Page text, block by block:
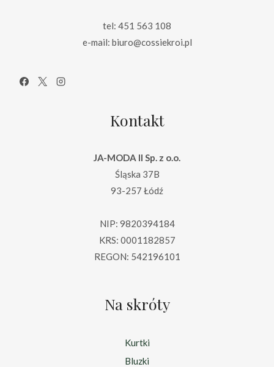
tel: 451 563 108
e-mail: biuro@cossiekroi.pl
Kontakt
JA-MODA II Sp. z o.o.
Śląska 37B
93-257 Łódź
NIP: 9820394184
KRS: 0001182857
REGON: 542196101
Na skróty
Kurtki
Bluzki